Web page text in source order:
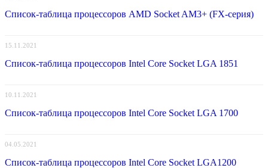
Список-таблица процессоров AMD Socket AM3+ (FX-серия)
15.11.2021
Список-таблица процессоров Intel Core Socket LGA 1851
10.11.2021
Список-таблица процессоров Intel Core Socket LGA 1700
04.05.2021
Список-таблица процессоров Intel Core Socket LGA1200